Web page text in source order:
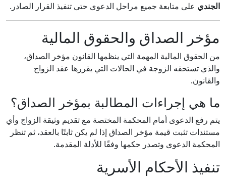
الجندي على متابعة جميع مراحل الدعوى حتى تنفيذ القرار الصادر.
مؤخر الصداق والحقوق المالية
من الحقوق المالية المهمة التي ينظمها القانون مؤخر الصداق،
والذي تستحقه الزوجة في الحالات التي يقررها عقد الزواج
والقانون.
ما هي إجراءات المطالبة بمؤخر الصداق؟
يتم رفع الدعوى أمام المحكمة المختصة مع تقديم وثيقة الزواج وأي
مستندات تثبت قيمة مؤخر الصداق إذا لم يكن ثابتًا بالعقد، ثم تنظر
المحكمة الدعوى وتصدر حكمها وفقًا للأدلة المقدمة.
تنفيذ الأحكام الأسرية